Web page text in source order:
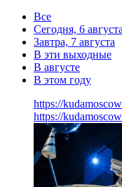
Все
Сегодня, 6 августа
Завтра, 7 августа
В эти выходные
В августе
В этом году
https://
https://